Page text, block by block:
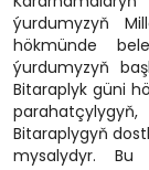
ýurdumyzyň
hökmünde
ýurdumyzyň
Bitaraplyk güni
Bitaraplygyň
mysalydyr. Bu